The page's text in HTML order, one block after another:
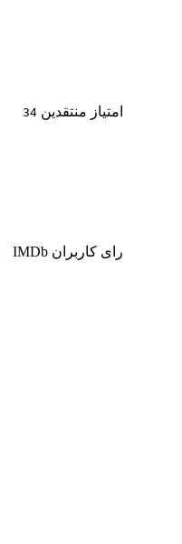
امتیاز منتقدین 34
رای کاربران IMDb